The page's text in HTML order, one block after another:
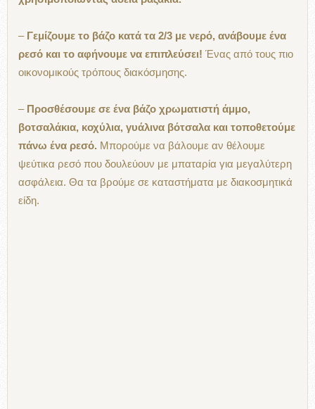
– Γεμίζουμε το βάζο κατά τα 2/3 με νερό, ανάβουμε ένα
ρεσό και το αφήνουμε να επιπλεύσει! Ένας από τους πιο
οικονομικούς τρόπους διακόσμησης.
– Προσθέσουμε σε ένα βάζο χρωματιστή άμμο,
βοτσαλάκια, κοχύλια, γυάλινα βότσαλα και τοποθετούμε
πάνω ένα ρεσό. Μπορούμε να βάλουμε αν θέλουμε
ψεύτικα ρεσό που δουλεύουν με μπαταρία για μεγαλύτερη
ασφάλεια. Θα τα βρούμε σε καταστήματα με διακοσμητικά
είδη.